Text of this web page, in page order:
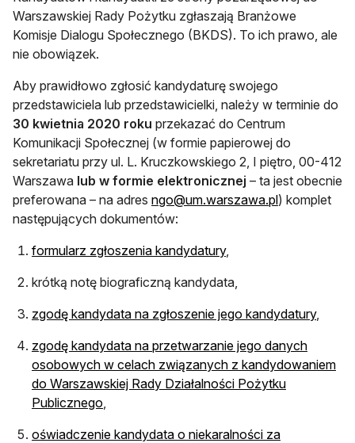
Warszawskiej Rady Pożytku zgłaszają Branżowe
Komisje Dialogu Społecznego (BKDS). To ich prawo, ale
nie obowiązek.
Aby prawidłowo zgłosić kandydaturę swojego
przedstawiciela lub przedstawicielki, należy w terminie do
30 kwietnia 2020 roku przekazać do Centrum
Komunikacji Społecznej (w formie papierowej do
sekretariatu przy ul. L. Kruczkowskiego 2, I piętro, 00-412
Warszawa lub w formie elektronicznej – ta jest obecnie
preferowana – na adres ngo@um.warszawa.plotwiera się
) komplet
następujących dokumentów:
formularz zgłoszenia kandydaturyotwiera się w nowej
,
krótką notę biograficzną kandydata,
zgodę kandydata na zgłoszenie jego kandydatury,
zgodę kandydata na przetwarzanie jego danych
osobowych w celach związanych z kandydowaniem
do Warszawskiej Rady Działalności Pożytku
Publicznego
oświadczenie kandydata o niekaralności za